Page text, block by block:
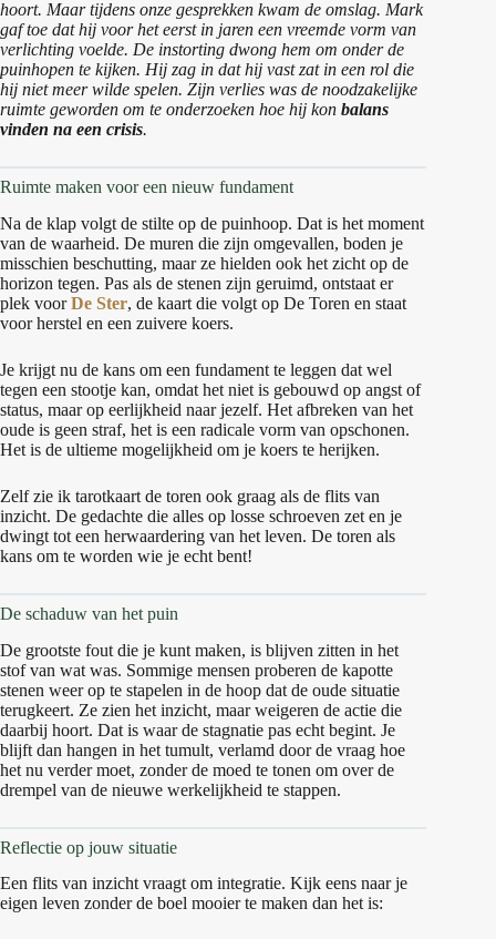
hoort. Maar tijdens onze gesprekken kwam de omslag. Mark
gaf toe dat hij voor het eerst in jaren een vreemde vorm van
verlichting voelde. De instorting dwong hem om onder de
puinhopen te kijken. Hij zag in dat hij vast zat in een rol die
hij niet meer wilde spelen. Zijn verlies was de noodzakelijke
ruimte geworden om te onderzoeken hoe hij kon balans
vinden na een crisis.
Ruimte maken voor een nieuw fundament
Na de klap volgt de stilte op de puinhoop. Dat is het moment
van de waarheid. De muren die zijn omgevallen, boden je
misschien beschutting, maar ze hielden ook het zicht op de
horizon tegen. Pas als de stenen zijn geruimd, ontstaat er
plek voorDe Ster, de kaart die volgt op De Toren en staat
voor herstel en een zuivere koers.
Je krijgt nu de kans om een fundament te leggen dat wel
tegen een stootje kan, omdat het niet is gebouwd op angst of
status, maar op eerlijkheid naar jezelf. Het afbreken van het
oude is geen straf, het is een radicale vorm van opschonen.
Het is de ultieme mogelijkheid om je koers te herijken.
Zelf zie ik tarotkaart de toren ook graag als de flits van
inzicht. De gedachte die alles op losse schroeven zet en je
dwingt tot een herwaardering van het leven. De toren als
kans om te worden wie je echt bent!
De schaduw van het puin
De grootste fout die je kunt maken, is blijven zitten in het
stof van wat was. Sommige mensen proberen de kapotte
stenen weer op te stapelen in de hoop dat de oude situatie
terugkeert. Ze zien het inzicht, maar weigeren de actie die
daarbij hoort. Dat is waar de stagnatie pas echt begint. Je
blijft dan hangen in het tumult, verlamd door de vraag hoe
het nu verder moet, zonder de moed te tonen om over de
drempel van de nieuwe werkelijkheid te stappen.
Reflectie op jouw situatie
Een flits van inzicht vraagt om integratie. Kijk eens naar je
eigen leven zonder de boel mooier te maken dan het is: